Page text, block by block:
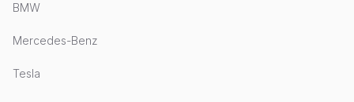
BMW
Mercedes-Benz
Tesla